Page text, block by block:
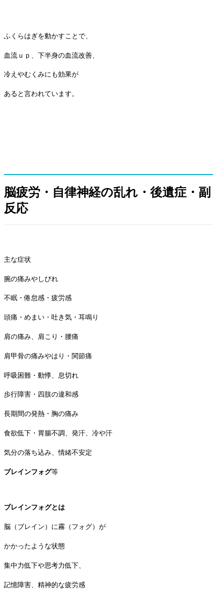
ふくらはぎを動かすことで、
血流ｕｐ、下半身の血流改善、
冷えやむくみにも効果が
あると言われています。
脳疲労・自律神経の乱れ・後遺症・副
反応
主な症状
腕の痛みやしびれ
不眠・倦怠感・疲労感
頭痛・めまい・吐き気・耳鳴り
肩の痛み、肩こり・腰痛
肩甲骨の痛みやはり・関節痛
呼吸困難・動悸、息切れ
歩行障害・四肢の違和感
長期間の発熱・胸の痛み
食欲低下・胃腸不調、発汗、冷や汗
気分の落ち込み、情緒不安定
ブレインフォグ等
ブレインフォグとは
脳（ブレイン）に霧（フォグ）が
かかったような状態
集中力低下や思考力低下、
記憶障害、精神的な疲労感